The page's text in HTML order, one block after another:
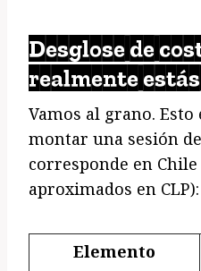
Desglose de
realmente
Vamos al grano.
montar una sesión
corresponde en
aproximados en CLP):
Elemento